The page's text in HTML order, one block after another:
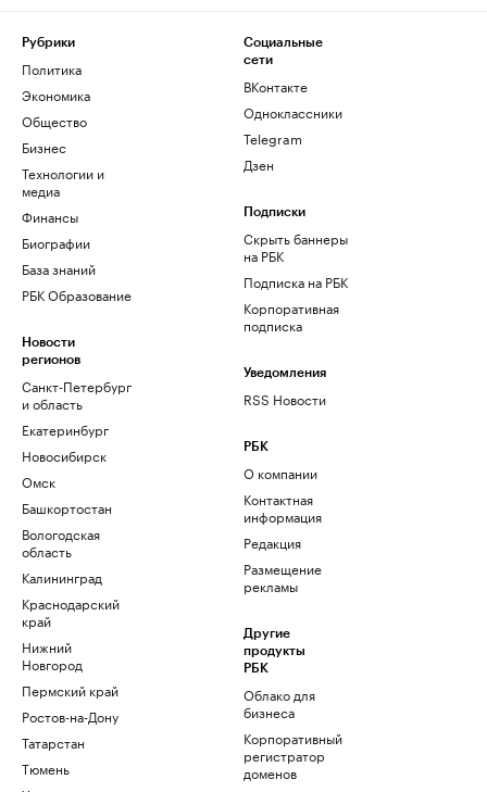
Рубрики
Политика
Экономика
Общество
Бизнес
Технологии и
медиа
Финансы
Биографии
База знаний
РБК Образование
Новости
регионов
Санкт-Петербург
и область
Екатеринбург
Новосибирск
Омск
Башкортостан
Вологодская
область
Калининград
Краснодарский
край
Нижний
Новгород
Пермский край
Ростов-на-Дону
Татарстан
Тюмень
Социальные
сети
ВКонтакте
Одноклассники
Telegram
Дзен
Подписки
Скрыть баннеры
на РБК
Подписка на РБК
Корпоративная
подписка
Уведомления
RSS Новости
РБК
О компании
Контактная
информация
Редакция
Размещение
рекламы
Другие
продукты
РБК
Облако для
бизнеса
Корпоративный
регистратор
доменов